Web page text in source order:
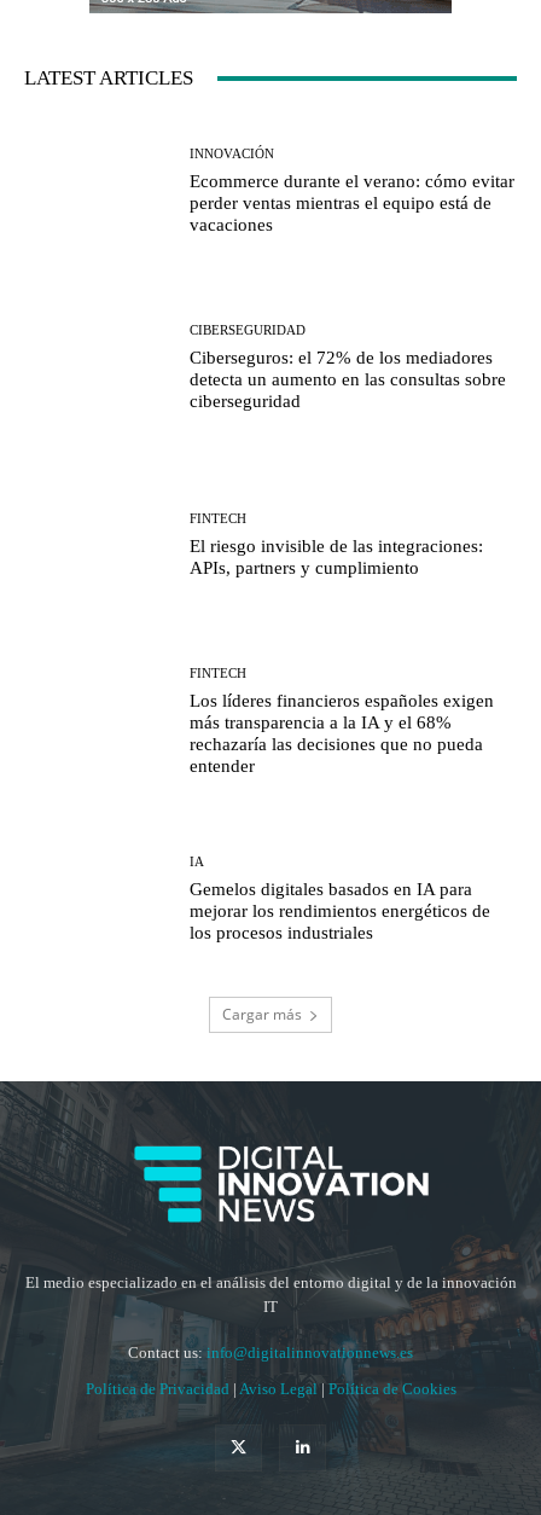
LATEST ARTICLES
INNOVACIÓN
Ecommerce durante el verano: cómo evitar
perder ventas mientras el equipo está de
vacaciones
CIBERSEGURIDAD
Ciberseguros: el 72% de los mediadores
detecta un aumento en las consultas sobre
ciberseguridad
FINTECH
El riesgo invisible de las integraciones:
APIs, partners y cumplimiento
FINTECH
Los líderes financieros españoles exigen
más transparencia a la IA y el 68%
rechazaría las decisiones que no pueda
entender
IA
Gemelos digitales basados en IA para
mejorar los rendimientos energéticos de
los procesos industriales
Cargar más
El medio especializado en el análisis del entorno digital y de la innovación
IT
Contact us: info@digitalinnovationnews.es
Política de Privacidad | Aviso Legal | Política de Cookies